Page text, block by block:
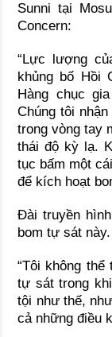
Sunni tại
Concern:
“Lực lượng
khủng bố Hồi
Hàng chục
Chúng tôi
trong vòng tay
thái độ kỳ lạ.
tục bấm một
để kích hoạt
Đài truyền
bom tự sát này.
“Tôi không
tự sát trong
tội như thế,
cả những điều